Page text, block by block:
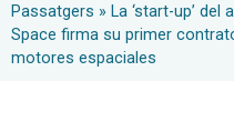
Passatgers » La ‘start-up’
Space firma su primer
motores espaciales